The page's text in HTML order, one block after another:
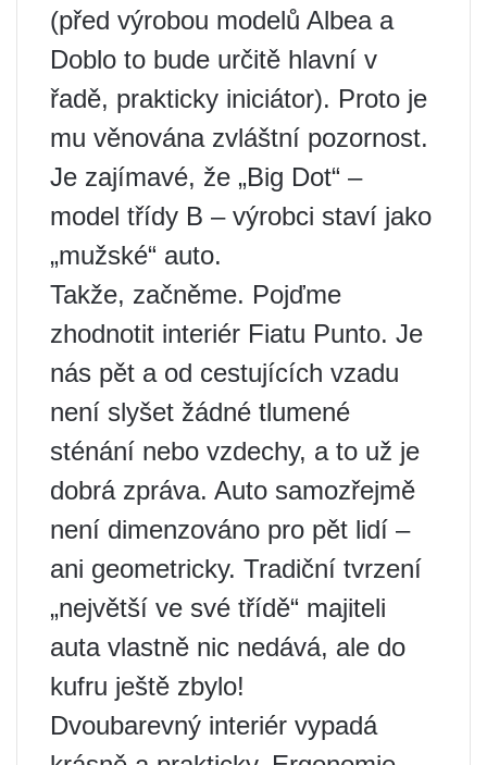
(před výrobou modelů Albea a
Doblo to bude určitě hlavní v
řadě, prakticky iniciátor). Proto je
mu věnována zvláštní pozornost.
Je zajímavé, že „Big Dot“ –
model třídy B – výrobci staví jako
„mužské“ auto.
Takže, začněme. Pojďme
zhodnotit interiér Fiatu Punto. Je
nás pět a od cestujících vzadu
není slyšet žádné tlumené
sténání nebo vzdechy, a to už je
dobrá zpráva. Auto samozřejmě
není dimenzováno pro pět lidí –
ani geometricky. Tradiční tvrzení
„největší ve své třídě“ majiteli
auta vlastně nic nedává, ale do
kufru ještě zbylo!
Dvoubarevný interiér vypadá